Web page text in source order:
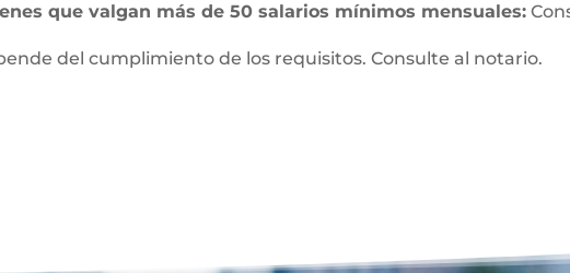
que valgan más de 50 salarios mínimos mensuales:
del cumplimiento de los requisitos. Consulte al notario.